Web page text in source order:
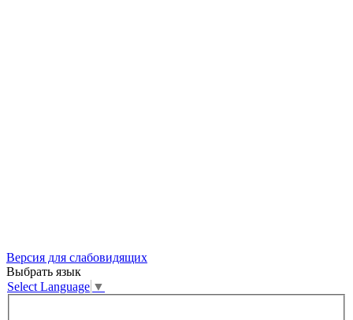
Версия для слабовидящих
Выбрать язык
Select Language ▼